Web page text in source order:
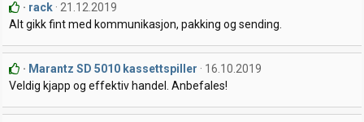
rack 21.12.2019
Alt gikk fint med kommunikasjon, pakking og sending.
Marantz SD 5010 kassettspiller
16.10.2019
Veldig kjapp og effektiv handel. Anbefales!